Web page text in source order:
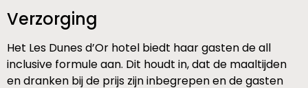
Verzorging
Het Les Dunes d’Or hotel biedt haar gasten de all
inclusive formule aan. Dit houdt in, dat de maaltijden
en dranken bij de prijs zijn inbegrepen en de gasten